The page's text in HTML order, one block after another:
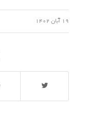
19 آبان 1402